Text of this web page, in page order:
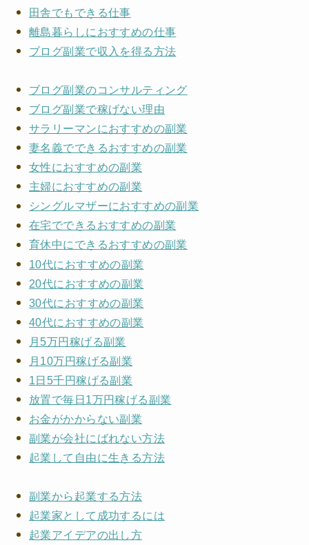
田舎でもできる仕事
離島暮らしにおすすめの仕事
ブログ副業で収入を得る方法
ブログ副業のコンサルティング
ブログ副業で稼げない理由
サラリーマンにおすすめの副業
妻名義でできるおすすめの副業
女性におすすめの副業
主婦におすすめの副業
シングルマザーにおすすめの副業
在宅でできるおすすめの副業
育休中にできるおすすめの副業
10代におすすめの副業
20代におすすめの副業
30代におすすめの副業
40代におすすめの副業
月5万円稼げる副業
月10万円稼げる副業
1日5千円稼げる副業
放置で毎日1万円稼げる副業
お金がかからない副業
副業が会社にばれない方法
起業して自由に生きる方法
副業から起業する方法
起業家として成功するには
起業アイデアの出し方